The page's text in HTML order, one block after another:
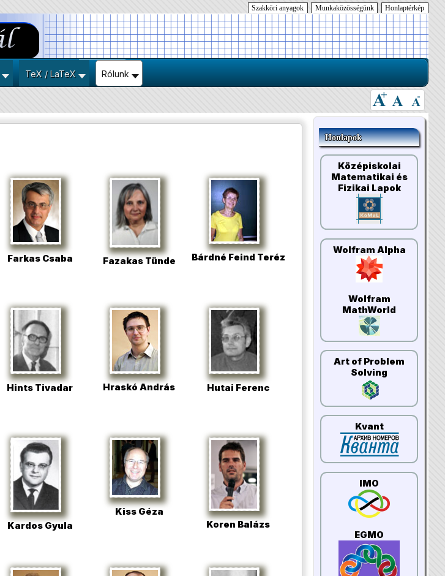
Honlaptérkép
Munkaközösségünk
Szakköri anyagok
TeX / LaTeX Rólunk
Farkas Csaba Fazakas Tünde Bárdné Feind Teréz
Hints Tivadar Hraskó András Hutai Ferenc
Kardos Gyula
Kiss Géza
Koren Balázs
Honlapok
Középiskolai
Matematikai és
Fizikai Lapok
Wolfram Alpha
Wolfram
MathWorld
Art of Problem
Solving
Kvant
IMO
EGMO